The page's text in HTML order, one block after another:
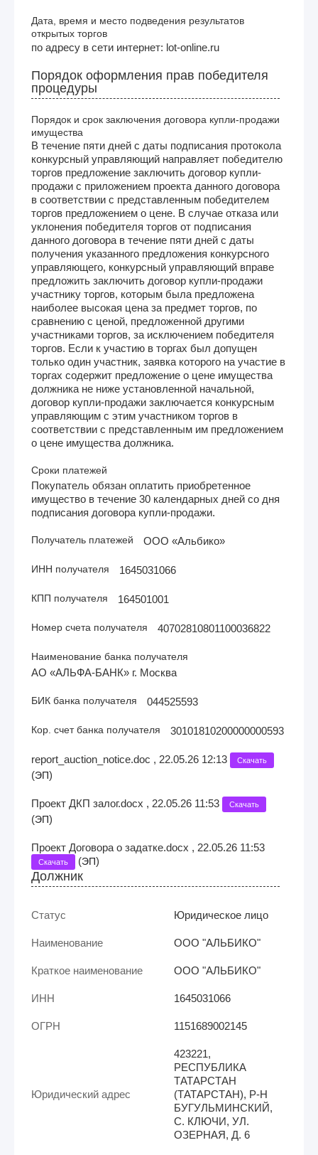
Дата, время и место подведения результатов
открытых торгов
по адресу в сети интернет: lot-online.ru
Порядок оформления прав победителя
процедуры
Порядок и срок заключения договора купли-продажи
имущества
В течение пяти дней с даты подписания протокола
конкурсный управляющий направляет победителю
торгов предложение заключить договор купли-
продажи с приложением проекта данного договора
в соответствии с представленным победителем
торгов предложением о цене. В случае отказа или
уклонения победителя торгов от подписания
данного договора в течение пяти дней с даты
получения указанного предложения конкурсного
управляющего, конкурсный управляющий вправе
предложить заключить договор купли-продажи
участнику торгов, которым была предложена
наиболее высокая цена за предмет торгов, по
сравнению с ценой, предложенной другими
участниками торгов, за исключением победителя
торгов. Если к участию в торгах был допущен
только один участник, заявка которого на участие в
торгах содержит предложение о цене имущества
должника не ниже установленной начальной,
договор купли-продажи заключается конкурсным
управляющим с этим участником торгов в
соответствии с представленным им предложением
о цене имущества должника.
Сроки платежей
Покупатель обязан оплатить приобретенное
имущество в течение 30 календарных дней со дня
подписания договора купли-продажи.
Получатель платежей ООО «Альбико»
ИНН получателя 1645031066
КПП получателя 164501001
Номер счета получателя 40702810801100036822
Наименование банка получателя
АО «АЛЬФА-БАНК» г. Москва
БИК банка получателя 044525593
Кор. счет банка получателя 30101810200000000593
report_auction_notice.doc , 22.05.26 12:13 Скачать
(ЭП)
Проект ДКП залог.docx , 22.05.26 11:53 Скачать
(ЭП)
Проект Договора о задатке.docx , 22.05.26 11:53
Скачать (ЭП)
Должник
Статус Юридическое лицо
Наименование ООО "АЛЬБИКО"
Краткое наименование ООО "АЛЬБИКО"
ИНН 1645031066
ОГРН 1151689002145
Юридический адрес
423221,
РЕСПУБЛИКА
ТАТАРСТАН
(ТАТАРСТАН), Р-Н
БУГУЛЬМИНСКИЙ,
С. КЛЮЧИ, УЛ.
ОЗЕРНАЯ, Д. 6